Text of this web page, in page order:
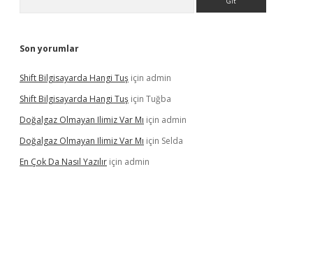
Son yorumlar
Shift Bilgisayarda Hangi Tuş için admin
Shift Bilgisayarda Hangi Tuş için Tuğba
Doğalgaz Olmayan Ilimiz Var Mı için admin
Doğalgaz Olmayan Ilimiz Var Mı için Selda
En Çok Da Nasıl Yazılır için admin